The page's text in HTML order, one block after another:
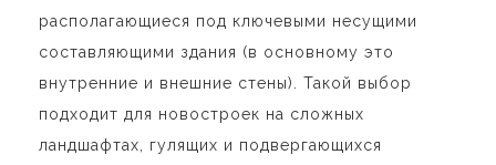
располагающиеся под ключевыми несущими
составляющими здания (в основному это
внутренние и внешние стены). Такой выбор
подходит для новостроек на сложных
ландшафтах, гулящих и подвергающихся